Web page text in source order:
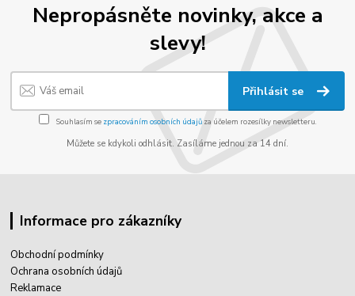
Nepropásněte novinky, akce a
slevy!
Přihlásit se
Souhlasím se zpracováním osobních údajůza účelem rozesílky newsletteru.
Můžete se kdykoli odhlásit. Zasíláme jednou za 14 dní.
Informace pro zákazníky
Obchodní podmínky
Ochrana osobních údajů
Reklamace